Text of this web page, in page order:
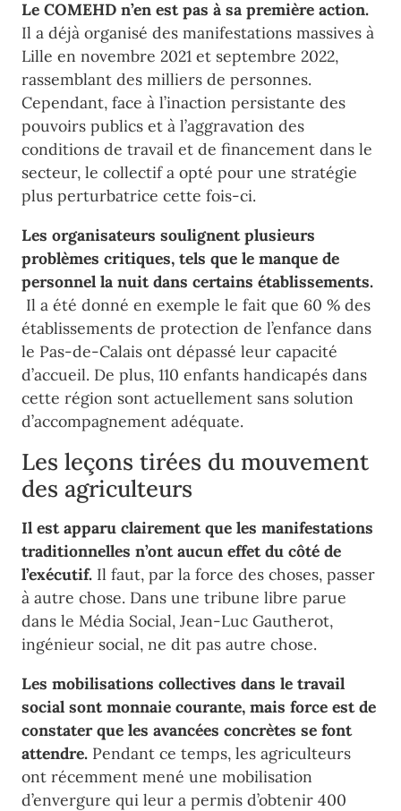
Le COMEHD n’en est pas à sa première action.
Il a déjà organisé des manifestations massives à
Lille en novembre 2021 et septembre 2022,
rassemblant des milliers de personnes.
Cependant, face à l’inaction persistante des
pouvoirs publics et à l’aggravation des
conditions de travail et de financement dans le
secteur, le collectif a opté pour une stratégie
plus perturbatrice cette fois-ci.
Les organisateurs soulignent plusieurs
problèmes critiques, tels que le manque de
personnel la nuit dans certains établissements.
Il a été donné en exemple le fait que 60 % des
établissements de protection de l’enfance dans
le Pas-de-Calais ont dépassé leur capacité
d’accueil. De plus, 110 enfants handicapés dans
cette région sont actuellement sans solution
d’accompagnement adéquate.
Les leçons tirées du mouvement
des agriculteurs
Il est apparu clairement que les manifestations
traditionnelles n’ont aucun effet du côté de
l’exécutif. Il faut, par la force des choses, passer
à autre chose. Dans une tribune libre parue
dans le Média Social, Jean-Luc Gautherot,
ingénieur social, ne dit pas autre chose.
Les mobilisations collectives dans le travail
social sont monnaie courante, mais force est de
constater que les avancées concrètes se font
attendre. Pendant ce temps, les agriculteurs
ont récemment mené une mobilisation
d’envergure qui leur a permis d’obtenir 400